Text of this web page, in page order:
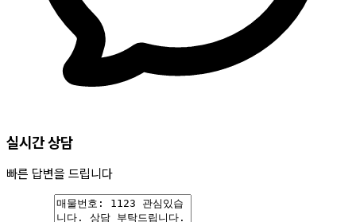
실시간 상담
빠른 답변을 드립니다